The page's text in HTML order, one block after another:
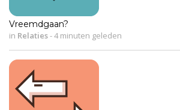
Vreemdgaan?
in Relaties-4 minuten geleden